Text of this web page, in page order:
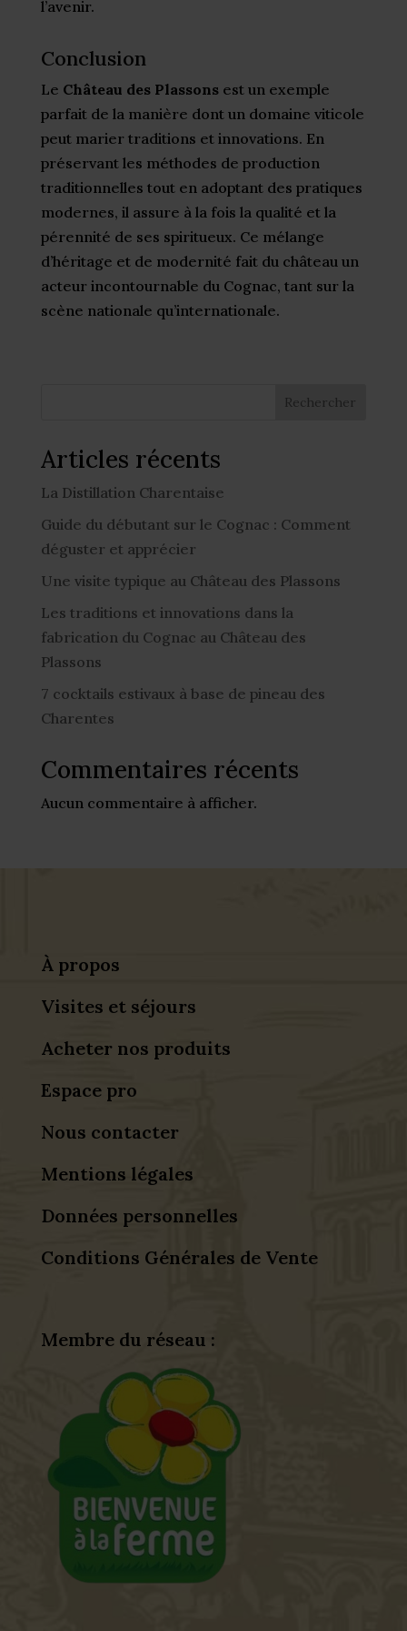
l’avenir.
Conclusion
Le Château des Plassonsest un exemple
parfait de la manière dont un domaine viticole
peut marier traditions et innovations. En
préservant les méthodes de production
traditionnelles tout en adoptant des pratiques
modernes, il assure à la fois la qualité et la
pérennité de ses spiritueux. Ce mélange
d’héritage et de modernité fait du château un
acteur incontournable du Cognac, tant sur la
scène nationale qu’internationale.
Rechercher
Articles récents
La Distillation Charentaise
Guide du débutant sur le Cognac : Comment
déguster et apprécier
Une visite typique au Château des Plassons
Les traditions et innovations dans la
fabrication du Cognac au Château des
Plassons
7 cocktails estivaux à base de pineau des
Charentes
Commentaires récents
Aucun commentaire à afficher.
À propos
Visites et séjours
Acheter nos produits
Espace pro
Nous contacter
Mentions légales
Données personnelles
Conditions Générales de Vente
Membre du réseau :